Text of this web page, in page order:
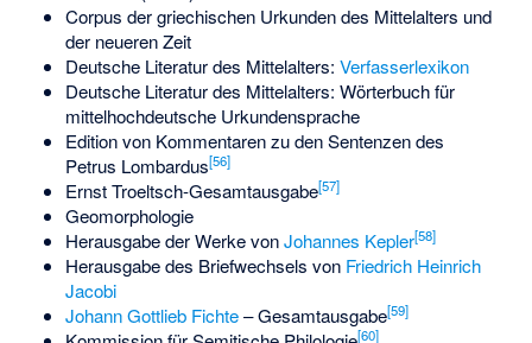
Corpus der griechischen Urkunden des Mittelalters und
der neueren Zeit
Deutsche Literatur des Mittelalters: Verfasserlexikon
Deutsche Literatur des Mittelalters: Wörterbuch für
mittelhochdeutsche Urkundensprache
Edition von Kommentaren zu den Sentenzen des
Petrus Lombardus[56]
Ernst Troeltsch-Gesamtausgabe[57]
Geomorphologie
Herausgabe der Werke vonJohannes Kepler[58]
Herausgabe des Briefwechsels von Friedrich Heinrich
Jacobi
Johann Gottlieb Fichte– Gesamtausgabe[59]
[60]